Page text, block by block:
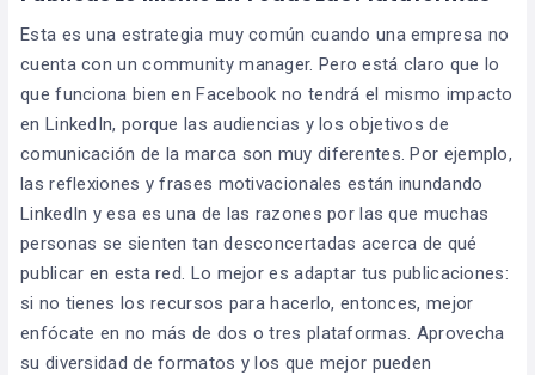
Esta es una estrategia muy común cuando una empresa no
cuenta con un community manager. Pero está claro que lo
que funciona bien en Facebook no tendrá el mismo impacto
en LinkedIn, porque las audiencias y los objetivos de
comunicación de la marca son muy diferentes. Por ejemplo,
las reflexiones y frases motivacionales están inundando
LinkedIn y esa es una de las razones por las que muchas
personas se sienten tan desconcertadas acerca de qué
publicar en esta red. Lo mejor es adaptar tus publicaciones:
si no tienes los recursos para hacerlo, entonces, mejor
enfócate en no más de dos o tres plataformas. Aprovecha
su diversidad de formatos y los que mejor pueden